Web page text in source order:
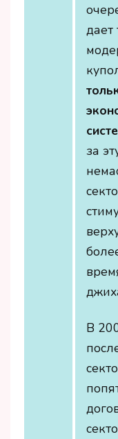
дает
за
В